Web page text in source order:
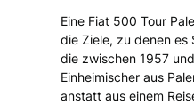
Eine Fiat 500 Tour
die Ziele, zu denen
die zwischen 1957
Einheimischer aus
anstatt aus einem